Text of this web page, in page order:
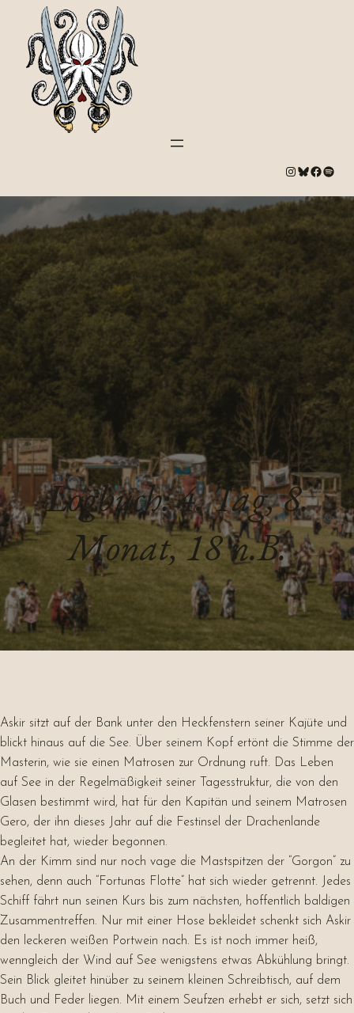
# Bluesky # Spotify
Logbuch: 4. Tag, 8.
Monat, 18 n.B.
Askir sitzt auf der Bank unter den Heckfenstern seiner Kajüte und
blickt hinaus auf die See. Über seinem Kopf ertönt die Stimme der
Masterin, wie sie einen Matrosen zur Ordnung ruft. Das Leben
auf See in der Regelmäßigkeit seiner Tagesstruktur, die von den
Glasen bestimmt wird, hat für den Kapitän und seinem Matrosen
Gero, der ihn dieses Jahr auf die Festinsel der Drachenlande
begleitet hat, wieder begonnen.
An der Kimm sind nur noch vage die Mastspitzen der “Gorgon” zu
sehen, denn auch “Fortunas Flotte” hat sich wieder getrennt. Jedes
Schiff fährt nun seinen Kurs bis zum nächsten, hoffentlich baldigen
Zusammentreffen. Nur mit einer Hose bekleidet schenkt sich Askir
den leckeren weißen Portwein nach. Es ist noch immer heiß,
wenngleich der Wind auf See wenigstens etwas Abkühlung bringt.
Sein Blick gleitet hinüber zu seinem kleinen Schreibtisch, auf dem
Buch und Feder liegen. Mit einem Seufzen erhebt er sich, setzt sich